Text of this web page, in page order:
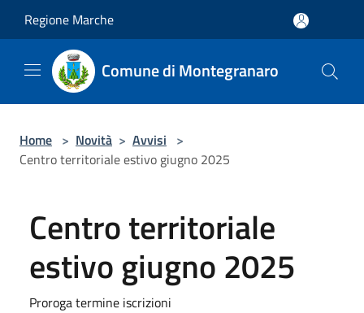
Regione Marche
Comune di Montegranaro
Home > Novità > Avvisi >
Centro territoriale estivo giugno 2025
Centro territoriale
estivo giugno 2025
Proroga termine iscrizioni